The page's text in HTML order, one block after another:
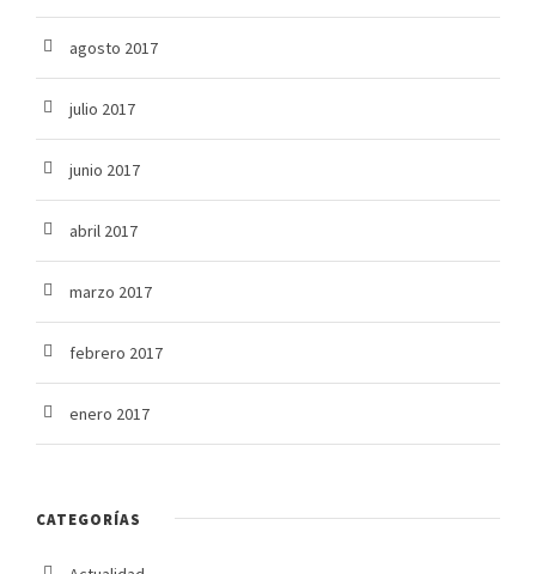
agosto 2017
julio 2017
junio 2017
abril 2017
marzo 2017
febrero 2017
enero 2017
CATEGORÍAS